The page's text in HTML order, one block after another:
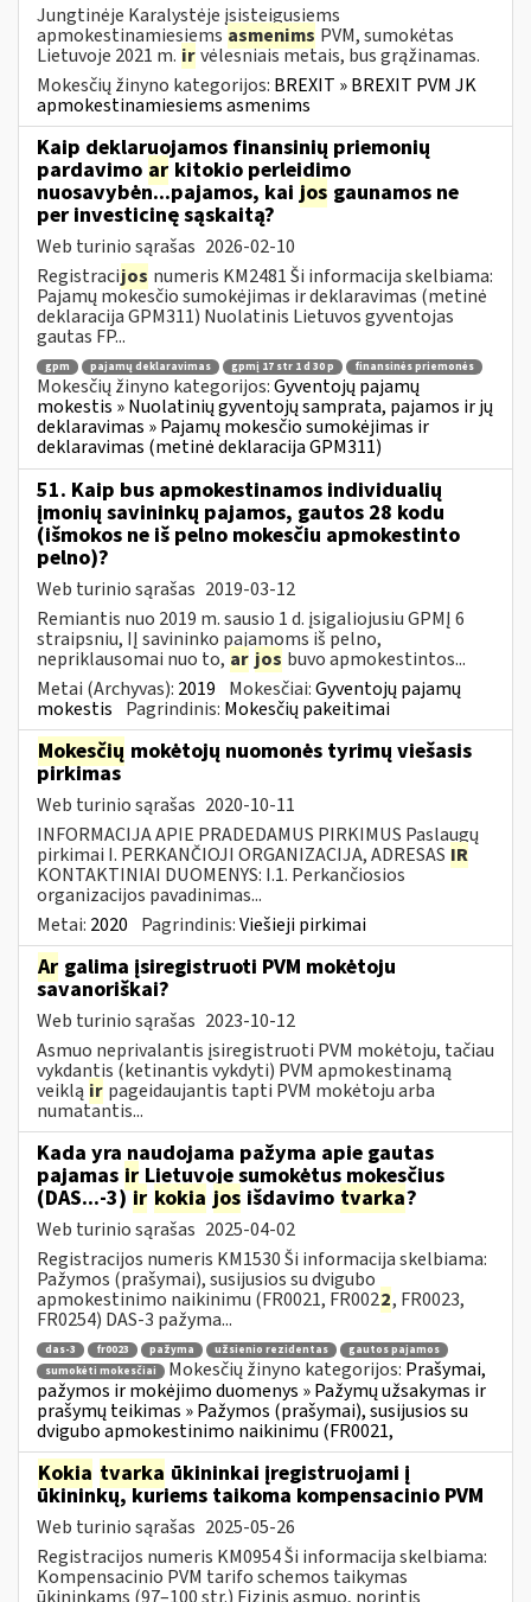
Jungtinėje Karalystėje įsisteigusiems
apmokestinamiesiems asmenims PVM, sumokėtas
Lietuvoje 2021 m. irvėlesniais metais, bus grąžinamas.
Mokesčių žinyno kategorijos: BREXIT » BREXIT PVM JK
apmokestinamiesiems asmenims
Kaip deklaruojamos finansinių priemonių
pardavimo ar kitokio perleidimo
nuosavybėn...pajamos, kai jos gaunamos ne
per investicinę sąskaitą?
Web turinio sąrašas 2026-02-10
Registracijos numeris KM2481 Ši informacija skelbiama:
Pajamų mokesčio sumokėjimas ir deklaravimas (metinė
deklaracija GPM311) Nuolatinis Lietuvos gyventojas
gautas FP...
gpm pajamų deklaravimas gpmį 17 str 1 d 30 p finansinės priemonės
Mokesčių žinyno kategorijos:Gyventojų pajamų
mokestis » Nuolatinių gyventojų samprata, pajamos ir jų
deklaravimas » Pajamų mokesčio sumokėjimas ir
deklaravimas (metinė deklaracija GPM311)
51. Kaip bus apmokestinamos individualių
įmonių savininkų pajamos, gautos 28 kodu
(išmokos ne iš pelno mokesčiu apmokestinto
pelno)?
Web turinio sąrašas 2019-03-12
Remiantis nuo 2019 m. sausio 1 d. įsigaliojusiu GPMĮ 6
straipsniu, IĮ savininko pajamoms iš pelno,
nepriklausomai nuo to, ar jos buvo apmokestintos...
Metai (Archyvas): 2019 Mokesčiai:Gyventojų pajamų
mokestis Pagrindinis: Mokesčių pakeitimai
Mokesčių mokėtojų nuomonės tyrimų viešasis
pirkimas
Web turinio sąrašas 2020-10-11
INFORMACIJA APIE PRADEDAMUS PIRKIMUS Paslaugų
pirkimai I. PERKANČIOJI ORGANIZACIJA, ADRESAS IR
KONTAKTINIAI DUOMENYS: I.1. Perkančiosios
organizacijos pavadinimas...
Metai: 2020 Pagrindinis:Viešieji pirkimai
Ar galima įsiregistruoti PVM mokėtoju
savanoriškai?
Web turinio sąrašas 2023-10-12
Asmuo neprivalantis įsiregistruoti PVM mokėtoju, tačiau
vykdantis (ketinantis vykdyti) PVM apmokestinamą
veiklą ir pageidaujantis tapti PVM mokėtoju arba
numatantis...
Kada yra naudojama pažyma apie gautas
pajamas ir Lietuvoje sumokėtus mokesčius
(DAS...-3)ir kokia jos išdavimo tvarka?
Web turinio sąrašas 2025-04-02
Registracijos numeris KM1530 Ši informacija skelbiama:
Pažymos (prašymai), susijusios su dvigubo
apmokestinimo naikinimu (FR0021, FR0022, FR0023,
FR0254) DAS-3 pažyma...
das-3 fr0023 pažyma užsienio rezidentas
gautos pajamos
sumokėti mokesčiai
Mokesčių žinyno kategorijos: Prašymai,
pažymos ir mokėjimo duomenys » Pažymų užsakymas ir
prašymų teikimas » Pažymos (prašymai), susijusios su
dvigubo apmokestinimo naikinimu (FR0021,
Kokia tvarka ūkininkai įregistruojami į
ūkininkų, kuriems taikoma kompensacinio PVM
Web turinio sąrašas 2025-05-26
Registracijos numeris KM0954 Ši informacija skelbiama:
Kompensacinio PVM tarifo schemos taikymas
ūkininkams (97–100 str.) Fizinis asmuo, norintis